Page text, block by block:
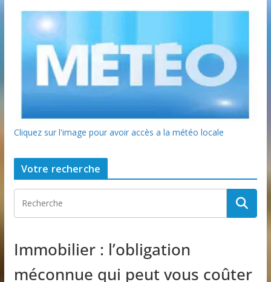
Cliquez sur l'image pour avoir accès a la météo locale
Votre recherche
Immobilier : l’obligation
méconnue qui peut vous coûter